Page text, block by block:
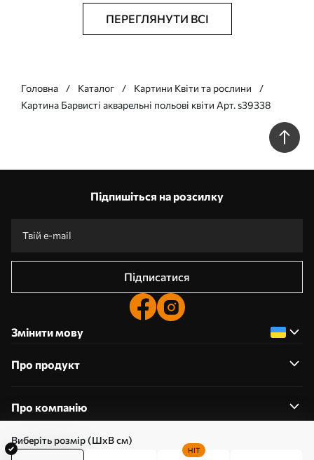
Виберіть розмір (ШхВ см)
HIT
ПЕРЕГЛЯНУТИ ВСІ
Головна Каталог
Картини Квіти та рослини
Картина Барвисті акварельні польові квіти Арт. s39338
Підпишіться на розсилку
Підписатися
Змінити мову
Про продукт
Про компанію